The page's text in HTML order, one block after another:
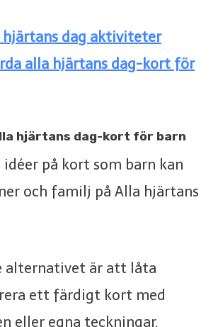
hjärtans dag aktiviteter
alla hjärtans dag-kort för
hjärtans dag-kort för barn
idéer på kort som barn kan
och familj på Alla hjärtans
alternativet är att låta
ett färdigt kort med
eller egna teckningar.